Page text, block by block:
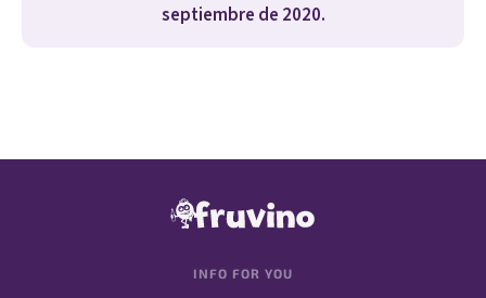
septiembre de 2020.
INFO FOR YOU